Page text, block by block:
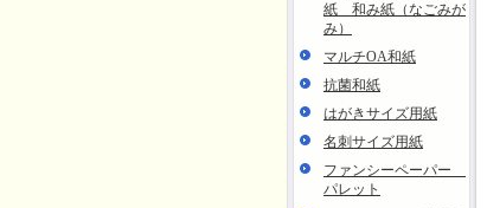
紙 和み紙（なごみが
み）
マルチOA和紙
抗菌和紙
はがきサイズ用紙
名刺サイズ用紙
ファンシーペーパー
パレット